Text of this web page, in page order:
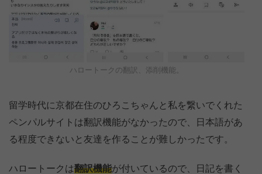
ハロートークの翻訳、添削機能。
留学時代に京都在住のひろこちゃんと私を繋いでくれた
ペンパルサイトは翻訳機能がなかったので、日本語があ
る程度できないと友達を作ることが難しかったです。
ハロートークは翻訳機能が付いているので、日記を書く